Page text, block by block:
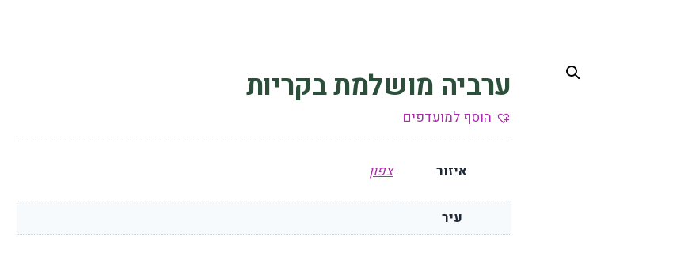
ערביה מושלמת בקריות
הוסף למועדפים
איזור צפון
עיר